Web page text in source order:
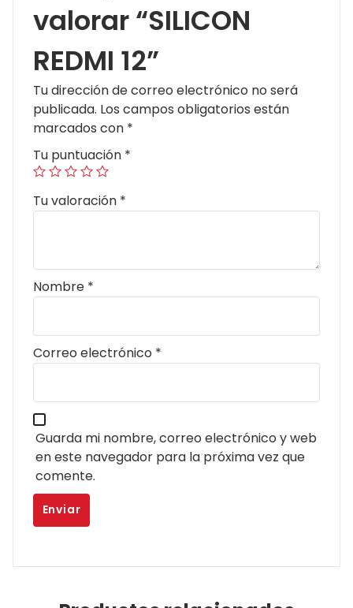
valorar “SILICON
REDMI 12”
Tu dirección de correo electrónico no será
publicada. Los campos obligatorios están
marcados con *
Tu puntuación *
Tu valoración *
Nombre *
Correo electrónico *
Guarda mi nombre, correo electrónico y web
en este navegador para la próxima vez que
comente.